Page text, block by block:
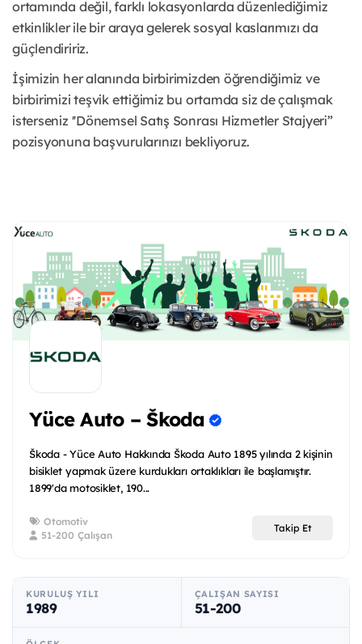
ortamında değil, farklı lokasyonlarda düzenlediğimiz
etkinlikler ile bir araya gelerek sosyal kaslarımızı da
güçlendiririz.
İşimizin her alanında birbirimizden öğrendiğimiz ve
birbirimizi teşvik ettiğimiz bu ortamda siz de çalışmak
isterseniz ''Dönemsel Satış Sonrası Hizmetler Stajyeri”
pozisyonuna başvurularınızı bekliyoruz.
Yüce Auto – Škoda
Škoda - Yüce Auto Hakkında Škoda Auto 1895 yılında 2 kişinin
bisiklet yapmak üzere kurdukları ortaklıkları ile başlamıştır.
1899'da motosiklet, 190...
Otomotiv
51-200 Çalışan
Takip Et
KURULUŞ YILI
1989
ÇALIŞAN SAYISI
51-200